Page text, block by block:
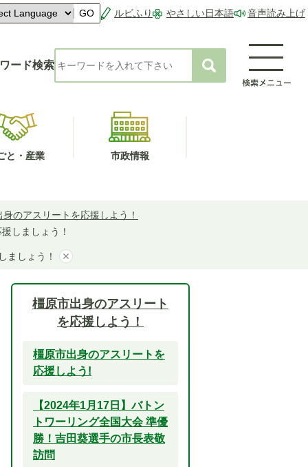
GO ルビふり やさしい日本語 音声読み上げ
ード検索
と・産業 市政情報
身のアスリートを応援しよう！
しましょう！
ましょう！
橿原市出身のアスリート
を応援しよう！
橿原市出身のアスリートを
応援しよう!
【2024年1月17日】バトン
トワーリング全国大会 準優
勝！吉田葵選手の市長表敬
訪問